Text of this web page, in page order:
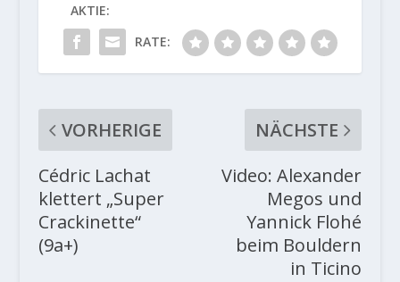
AKTIE:
RATE:
VORHERIGE
Cédric Lachat
klettert „Super
Crackinette“
(9a+)
NÄCHSTE
Video: Alexander
Megos und
Yannick Flohé
beim Bouldern
in Ticino